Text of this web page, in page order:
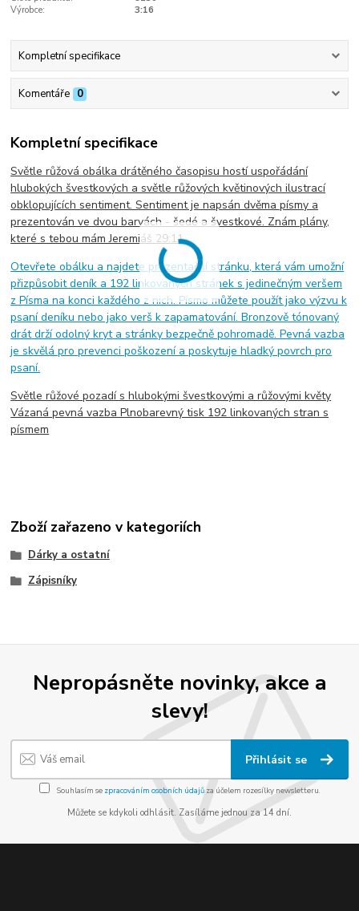
Výrobce:
3:16
Kompletní specifikace
Komentáře 0
Kompletní specifikace
Světle růžová obálka drátěného časopisu hostí uspořádání
hlubokých švestkových a světle růžových květinových ilustrací
obklopujících sentiment. Sentiment je napsán dvěma písmy a
prezentován ve dvou barvách - šedé a švestkové. Znám plány,
které s tebou mám Jeremiáš 29:11
Otevřete obálku a najdete prezentační stránku, která vám umožní
přizpůsobit deník a 192 linkovaných stránek s jedinečným veršem
z Písma na konci každého z nich. Písmo můžete použít jako výzvu k
psaní deníku nebo jako verš k zapamatování. Bronzově tónovaný
drát drží odolný kryt a stránky bezpečně pohromadě. Pevná vazba
je skvělá pro prevenci poškození a poskytuje hladký povrch pro
psaní.
Světle růžové pozadí s hlubokými švestkovými a růžovými květy
Vázaná pevná vazba Plnobarevný tisk 192 linkovaných stran s
písmem
Zboží zařazeno v kategoriích
Dárky a ostatní
Zápisníky
Nepropásněte novinky, akce a
slevy!
Přihlásit se
Souhlasím se zpracováním osobních údajůza účelem rozesílky newsletteru.
Můžete se kdykoli odhlásit. Zasíláme jednou za 14 dní.